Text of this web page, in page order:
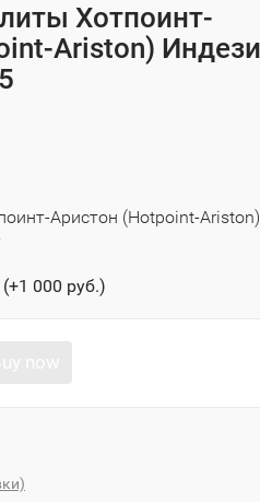
Хотпоинт-
Ariston)
Аристон (Hotpoint-Ariston)
1 000 руб.)